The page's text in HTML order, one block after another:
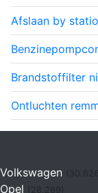
Afslaan by
Benzinepomp
Brandstoffilter
Ontluchten
Volkswagen (30.626)
Opel